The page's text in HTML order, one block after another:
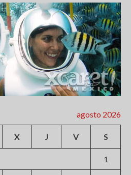
agosto 2026
X J V S
1